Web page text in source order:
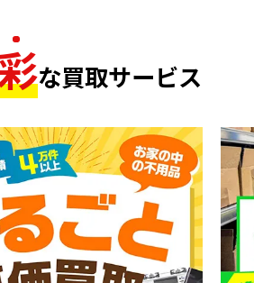
な買取サービス